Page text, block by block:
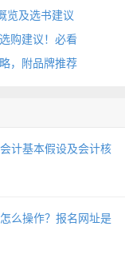
览及选书建议
购建议！必看
，附品牌推荐
计基本假设及会计核
么操作？报名网址是